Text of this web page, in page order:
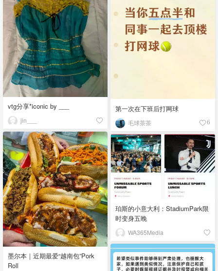
第一次在下班后打网球
毛球茶茶 6
vtg分享*iconic by ___
jin___
墨尔本｜近期最爱“越南包”Pork
Roll
珀斯的小意大利：StadiumPark限
时变身五晚
WA365Media